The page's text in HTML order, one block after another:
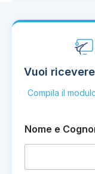
Vuoi
Compila il
Nome e